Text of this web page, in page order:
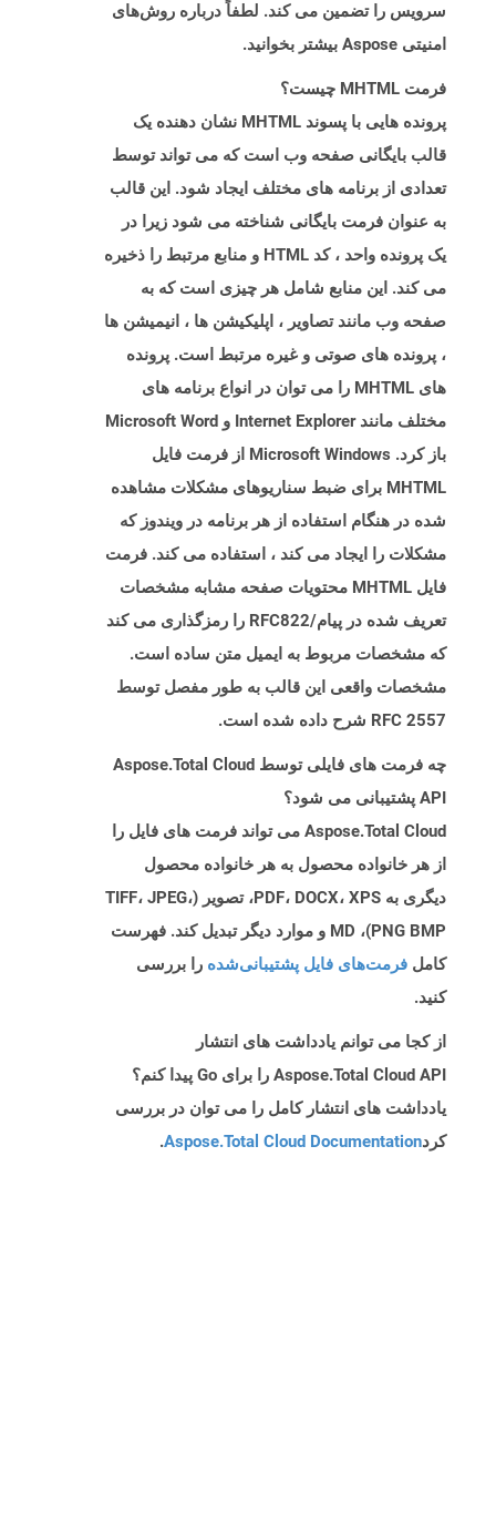
سرویس را تضمین می کند. لطفاً درباره روش‌های
امنیتی Aspose بیشتر بخوانید.
فرمت MHTML چیست؟
پرونده هایی با پسوند MHTML نشان دهنده یک
قالب بایگانی صفحه وب است که می تواند توسط
تعدادی از برنامه های مختلف ایجاد شود. این قالب
به عنوان فرمت بایگانی شناخته می شود زیرا در
یک پرونده واحد ، کد HTML و منابع مرتبط را ذخیره
می کند. این منابع شامل هر چیزی است که به
صفحه وب مانند تصاویر ، اپلیکیشن ها ، انیمیشن ها
، پرونده های صوتی و غیره مرتبط است. پرونده
های MHTML را می توان در انواع برنامه های
مختلف مانند Internet Explorer و Microsoft Word
باز کرد. Microsoft Windows از فرمت فایل
MHTML برای ضبط سناریوهای مشکلات مشاهده
شده در هنگام استفاده از هر برنامه در ویندوز که
مشکلات را ایجاد می کند ، استفاده می کند. فرمت
فایل MHTML محتویات صفحه مشابه مشخصات
تعریف شده در پیام/RFC822 را رمزگذاری می کند
که مشخصات مربوط به ایمیل متن ساده است.
مشخصات واقعی این قالب به طور مفصل توسط
RFC 2557 شرح داده شده است.
چه فرمت های فایلی توسط Aspose.Total Cloud
API پشتیبانی می شود؟
Aspose.Total Cloud می تواند فرمت های فایل را
از هر خانواده محصول به هر خانواده محصول
دیگری به PDF، DOCX، XPS، تصویر (TIFF، JPEG،
PNG BMP)، MD و موارد دیگر تبدیل کند. فهرست
کامل فرمت‌های فایل پشتیبانی‌شده را بررسی
کنید.
از کجا می توانم یادداشت های انتشار
Aspose.Total Cloud API را برای Go پیدا کنم؟
یادداشت های انتشار کامل را می توان در بررسی
کردAspose.Total Cloud Documentation
.